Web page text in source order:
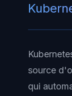
source
qui